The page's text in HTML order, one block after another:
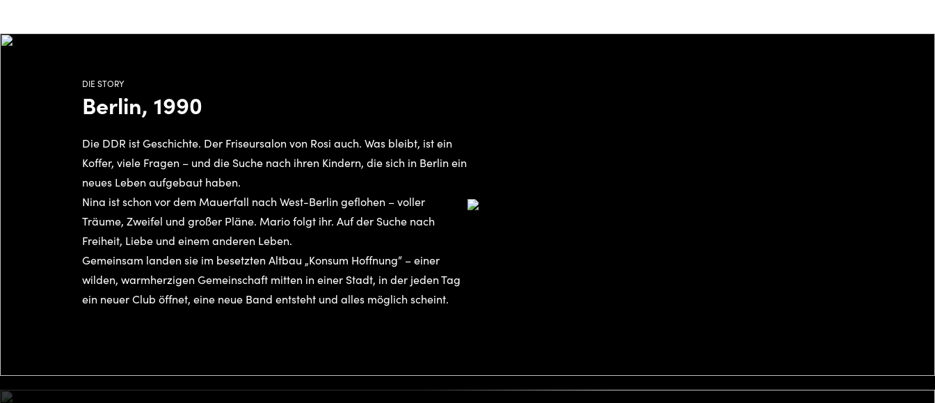
DIE STORY
Berlin, 1990
Die DDR ist Geschichte. Der Friseursalon von Rosi auch. Was bleibt, ist ein
Koffer, viele Fragen – und die Suche nach ihren Kindern, die sich in Berlin ein
neues Leben aufgebaut haben.
Nina ist schon vor dem Mauerfall nach West-Berlin geflohen – voller
Träume, Zweifel und großer Pläne. Mario folgt ihr. Auf der Suche nach
Freiheit, Liebe und einem anderen Leben.
Gemeinsam landen sie im besetzten Altbau „Konsum Hoffnung“ – einer
wilden, warmherzigen Gemeinschaft mitten in einer Stadt, in der jeden Tag
ein neuer Club öffnet, eine neue Band entsteht und alles möglich scheint.